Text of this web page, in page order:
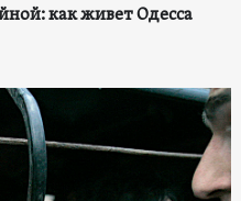
как живет Одесса